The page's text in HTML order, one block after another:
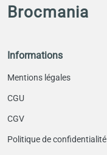
Brocmania
Informations
Mentions légales
CGU
CGV
Politique de confidentialité